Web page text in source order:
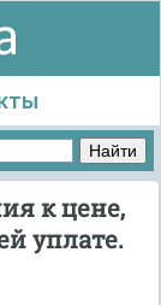
к цене,
уплате.